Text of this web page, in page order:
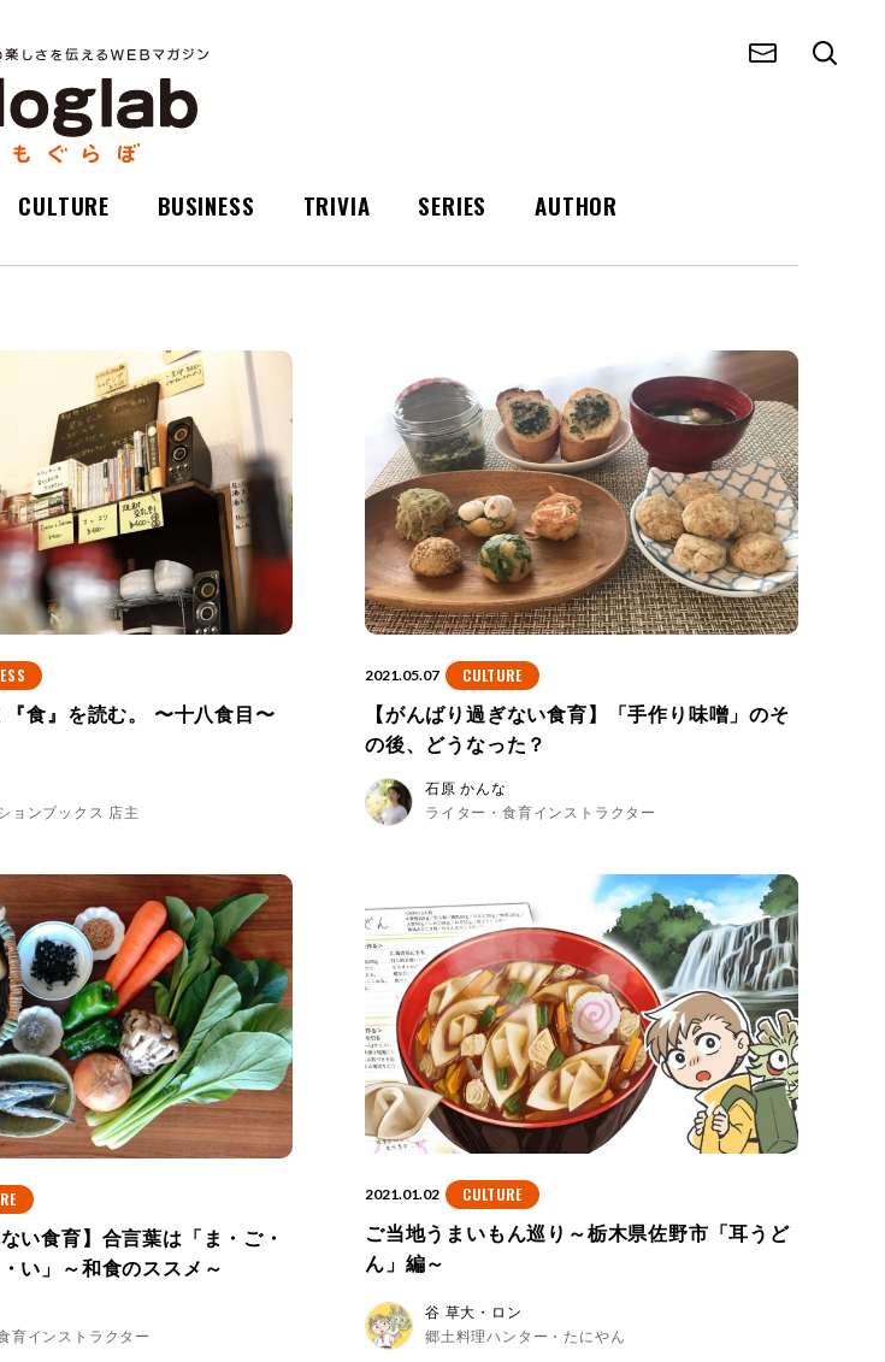
CULTURE BUSINESS TRIVIA SERIES AUTHOR
『食』を読む。 〜十八食目〜
ョンブックス 店主
2021.05.07
CULTURE
【がんばり過ぎない食育】「手作り味噌」のそ
の後、どうなった？
石原 かんな
ライター・食育インストラクター
い食育】合言葉は「ま・ご・
い」～和食のススメ～
育インストラクター
2021.01.02
CULTURE
ご当地うまいもん巡り～栃木県佐野市「耳うど
ん」編～
谷 草大・ロン
郷土料理ハンター・たにやん